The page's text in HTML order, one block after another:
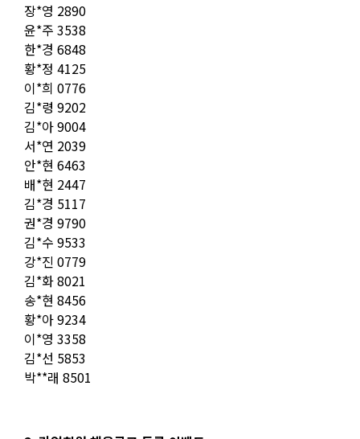
장*영 2890
윤*주 3538
한*경 6848
황*정 4125
이*희 0776
김*령 9202
김*아 9004
서*연 2039
안*현 6463
배*현 2447
김*경 5117
권*경 9790
김*수 9533
강*진 0779
김*화 8021
송*현 8456
황*아 9234
이*영 3358
김*선 5853
박**래 8501